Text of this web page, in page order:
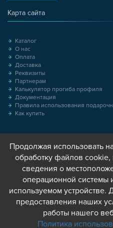
Карта сайта
Каталог
О нас
Оплата
Доставка
Реквизиты
Партнерам
Калькулятор прогиба профиля
Документация
Правила использования
Как купить
Продолжая использовать
обработку файлов
сведения о
операционной системы
используемом устройстве.
предоставления наших
работы нашего
Политика